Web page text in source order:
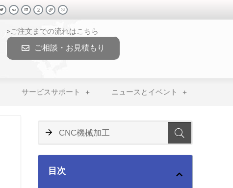
>ご注文までの流れはこちら
ご相談・お見積もり
サービスサポート ニュースとイベント
目次